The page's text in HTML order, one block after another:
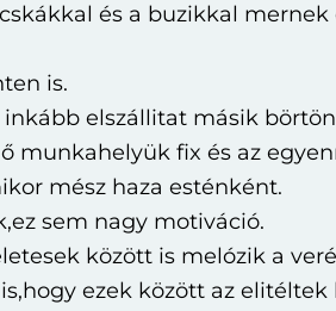
és a buzikkal mernek
is.
inkább elszállitat másik
munkahelyük fix és az
mész haza esténként.
sem nagy motiváció.
között is melózik a
ezek között az